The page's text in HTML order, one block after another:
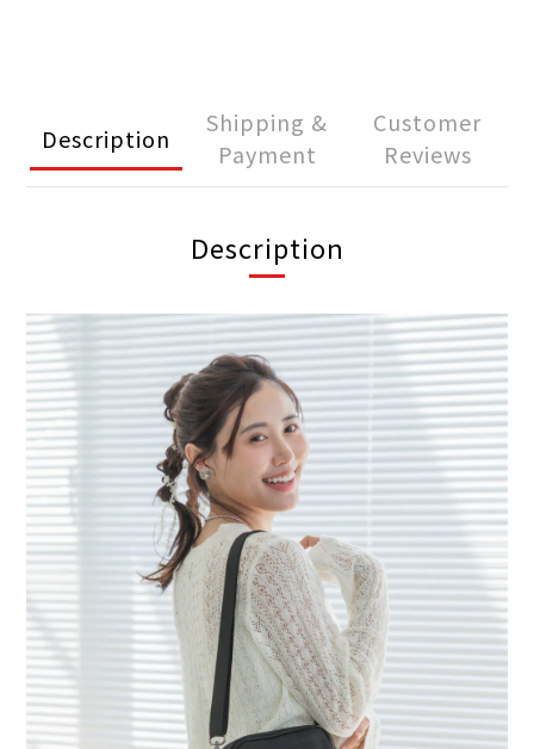
Description
Shipping &
Payment
Customer
Reviews
Description